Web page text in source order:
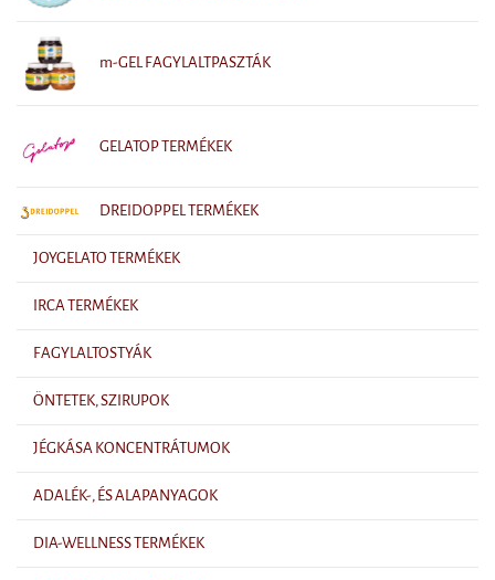
m-GEL FAGYLALTPASZTÁK
GELATOP TERMÉKEK
DREIDOPPEL TERMÉKEK
JOYGELATO TERMÉKEK
IRCA TERMÉKEK
FAGYLALTOSTYÁK
ÖNTETEK, SZIRUPOK
JÉGKÁSA KONCENTRÁTUMOK
ADALÉK-, ÉS ALAPANYAGOK
DIA-WELLNESS TERMÉKEK